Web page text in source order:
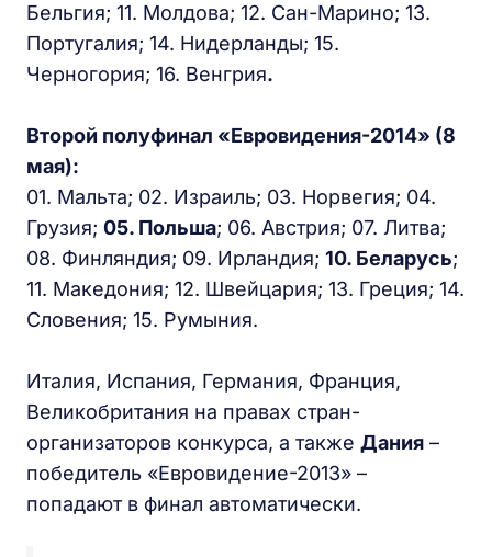
Бельгия; 11. Молдова; 12. Сан-Марино; 13.
Португалия; 14. Нидерланды; 15.
Черногория; 16. Венгрия.
Второй полуфинал «Евровидения-2014» (8
мая):
01. Мальта; 02. Израиль; 03. Норвегия; 04.
Грузия; 05. Польша; 06. Австрия; 07. Литва;
08. Финляндия; 09. Ирландия; 10. Беларусь;
11. Македония; 12. Швейцария; 13. Греция; 14.
Словения; 15. Румыния.
Италия, Испания, Германия, Франция,
Великобритания на правах стран-
организаторов конкурса, а также Дания –
победитель «Евровидение-2013» –
попадают в финал автоматически.